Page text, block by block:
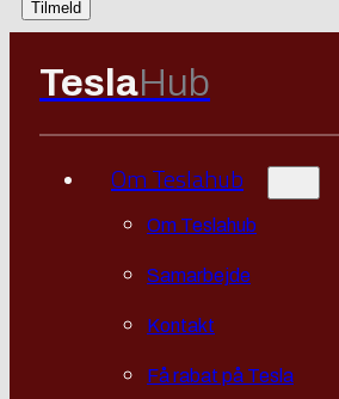
TeslaHub
Om Teslahub
Om Teslahub
Samarbejde
Kontakt
Få rabat på Tesla